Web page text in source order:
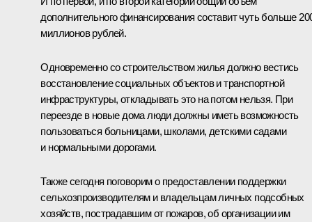
дополнительного финансирования составит чуть больше
миллионов рублей.
Одновременно со строительством жилья должно вестись
восстановление социальных объектов и транспортной
инфраструктуры, откладывать это на потом нельзя. При
переезде в новые дома люди должны иметь возможность
пользоваться больницами, школами, детскими садами
и нормальными дорогами.
Также сегодня поговорим о предоставлении поддержки
сельхозпроизводителям и владельцам личных подсобных
хозяйств, пострадавшим от пожаров, об организации им